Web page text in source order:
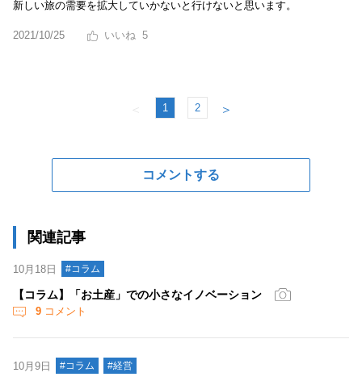
新しい旅の需要を拡大していかないと行けないと思います。
2021/10/25 5
＜ 1 2 ＞
コメントする
関連記事
10月18日 #コラム
【コラム】「お土産」での小さなイノベーション
9 コメント
10月9日 #コラム #経営